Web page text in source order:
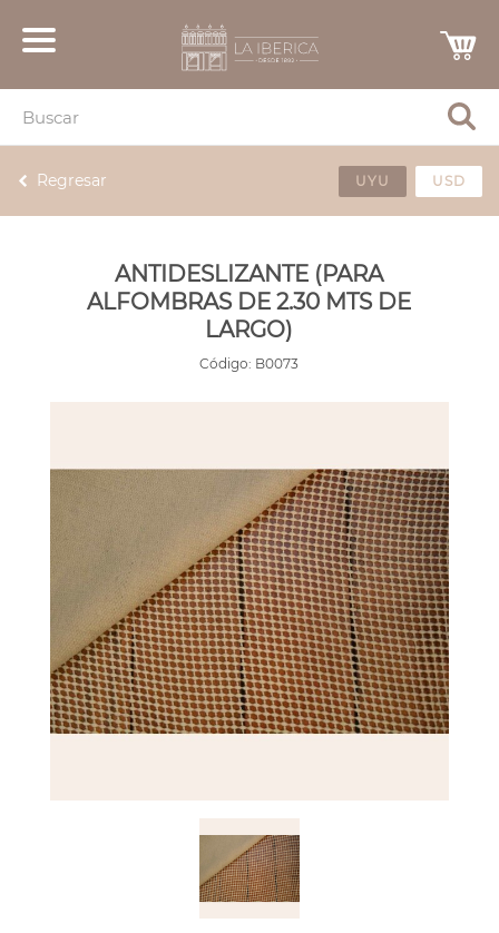
Regresar UYU USD
ANTIDESLIZANTE (PARA
ALFOMBRAS DE 2.30 MTS DE
LARGO)
Código: B0073